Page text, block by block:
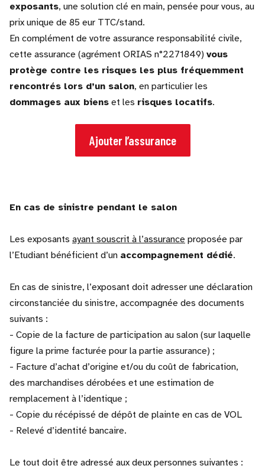
exposants, une solution clé en main, pensée pour vous, au
prix unique de 85 eur TTC/stand.
En complément de votre assurance responsabilité civile,
cette assurance (agrément ORIAS n°2271849) vous
protège contre les risques les plus fréquemment
rencontrés lors d’un salon, en particulier les
dommages aux biens et les risques locatifs.
Ajouter l’assurance
En cas de sinistre pendant le salon
Les exposants ayant souscrit à l’assurance proposée par
l’Etudiant bénéficient d’un accompagnement dédié.
En cas de sinistre, l’exposant doit adresser une déclaration
circonstanciée du sinistre, accompagnée des documents
suivants :
- Copie de la facture de participation au salon (sur laquelle
figure la prime facturée pour la partie assurance) ;
- Facture d’achat d’origine et/ou du coût de fabrication,
des marchandises dérobées et une estimation de
remplacement à l’identique ;
- Copie du récépissé de dépôt de plainte en cas de VOL
- Relevé d’identité bancaire.
Le tout doit être adressé aux deux personnes suivantes :